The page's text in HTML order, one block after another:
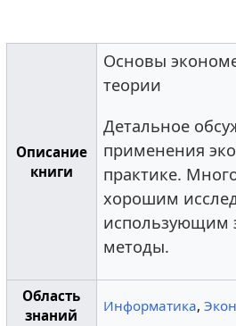
Описание
книги
Основы
теории
Детальное
применения
практике.
хорошим
использующим
методы.
Область
знаний
Информатика,